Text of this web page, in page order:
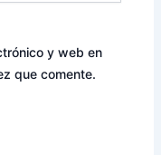
y web en
que comente.